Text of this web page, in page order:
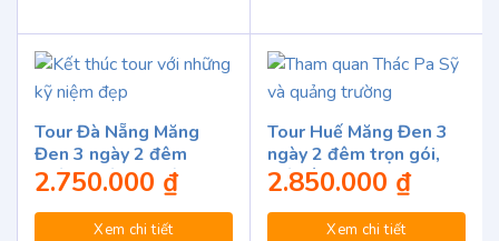
Tour Đà Nẵng Măng
Đen 3 ngày 2 đêm
khám phá đại ngàn
2.750.000 ₫
Xem chi tiết
Tour Huế Măng Đen 3
ngày 2 đêm trọn gói,
giá tốt
2.850.000 ₫
Xem chi tiết